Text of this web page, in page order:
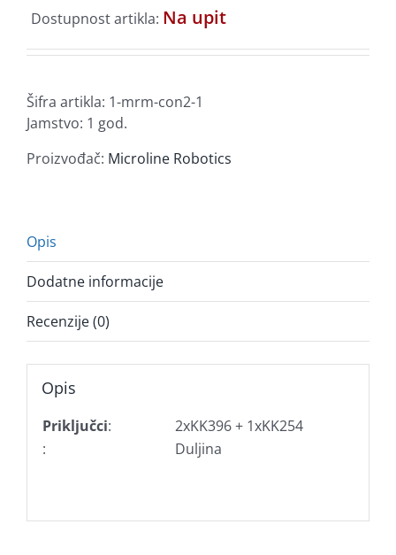
Dostupnost artikla: Na upit
Šifra artikla: 1-mrm-con2-1
Jamstvo: 1 god.
Proizvođač: Microline Robotics
Opis
Dodatne informacije
Recenzije (0)
Opis
Priključci:
2xKK396 + 1xKK254
:
Duljina